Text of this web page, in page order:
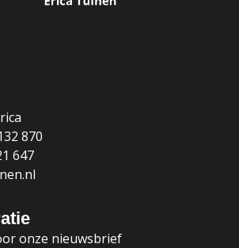
870
647
onze nieuwsbrief